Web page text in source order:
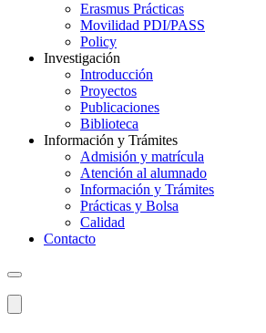
Erasmus Prácticas
Movilidad PDI/PASS
Policy
Investigación
Introducción
Proyectos
Publicaciones
Biblioteca
Información y Trámites
Admisión y matrícula
Atención al alumnado
Información y Trámites
Prácticas y Bolsa
Calidad
Contacto